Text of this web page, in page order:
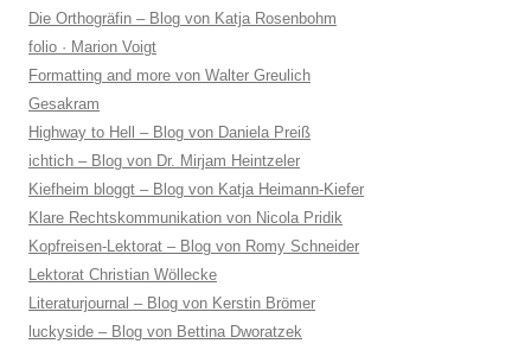
Die Orthogräfin – Blog von Katja Rosenbohm
folio · Marion Voigt
Formatting and more von Walter Greulich
Gesakram
Highway to Hell – Blog von Daniela Preiß
ichtich – Blog von Dr. Mirjam Heintzeler
Kiefheim bloggt – Blog von Katja Heimann-Kiefer
Klare Rechtskommunikation von Nicola Pridik
Kopfreisen-Lektorat – Blog von Romy Schneider
Lektorat Christian Wöllecke
Literaturjournal – Blog von Kerstin Brömer
luckyside – Blog von Bettina Dworatzek